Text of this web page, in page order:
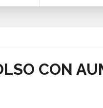
CON